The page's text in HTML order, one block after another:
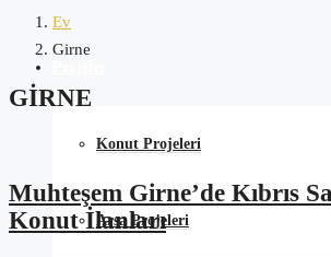
Konut Projeleri
Arsa Projeleri
Ev
Girne
GIRNE
Muhteşem Girne’de Kıbrıs
Konut İlanları